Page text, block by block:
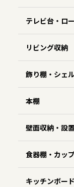
テレビ台・ロ
リビング収納
飾り棚・シェ
本棚
壁面収納・設
食器棚・カッ
キッチンボード